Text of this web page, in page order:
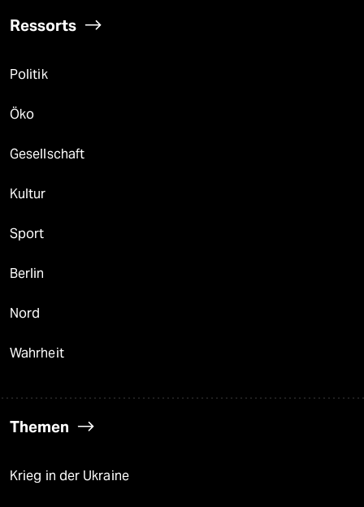
Ressorts
Politik
Öko
Gesellschaft
Kultur
Sport
Berlin
Nord
Wahrheit
Themen
Krieg in der Ukraine